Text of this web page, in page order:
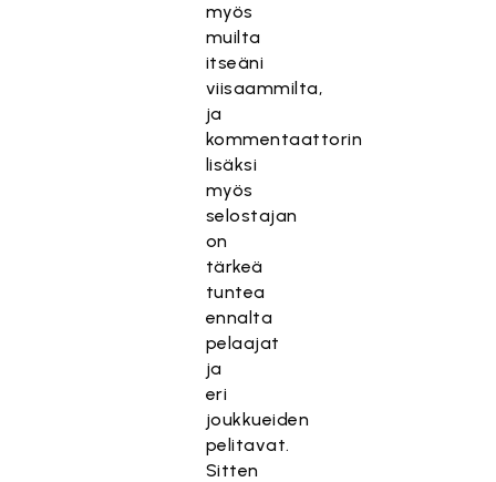
myös
muilta
itseäni
viisaammilta,
ja
kommentaattorin
lisäksi
myös
selostajan
on
tärkeä
tuntea
ennalta
pelaajat
ja
eri
joukkueiden
pelitavat.
Sitten